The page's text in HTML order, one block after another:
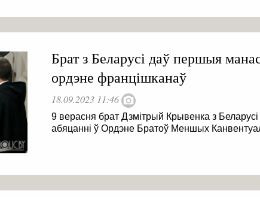
Брат з Беларусі даў першыя
ордэне францішканаў
18.09.2023 11:46
9 верасня брат Дзмітрый Крывенка з
абяцанні ў Ордэне Братоў Меншых